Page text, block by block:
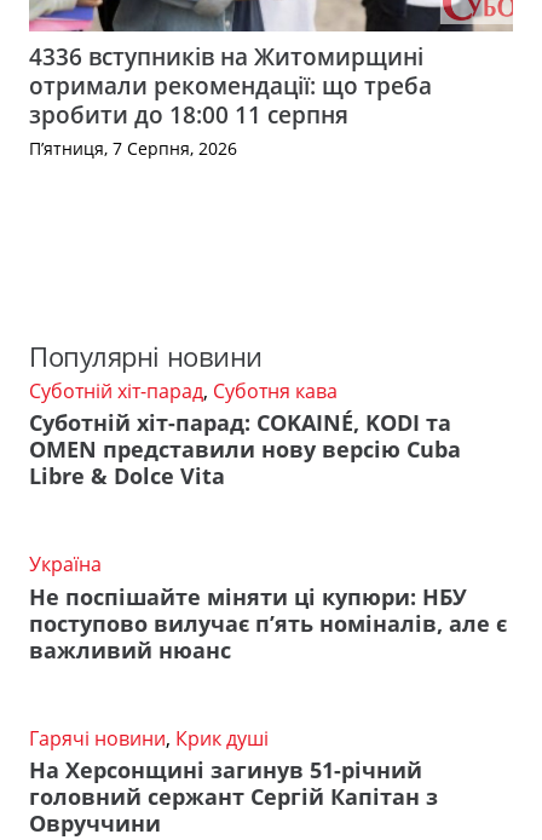
4336 вступників на Житомирщині
отримали рекомендації: що треба
зробити до 18:00 11 серпня
П’ятниця, 7 Серпня, 2026
Популярні новини
Суботній хіт-парад, Суботня кава
Суботній хіт-парад: COKAINÉ, KODI та
OMEN представили нову версію Cuba
Libre & Dolce Vita
Україна
Не поспішайте міняти ці купюри: НБУ
поступово вилучає п’ять номіналів, але є
важливий нюанс
Гарячі новини, Крик душі
На Херсонщині загинув 51-річний
головний сержант Сергій Капітан з
Овруччини